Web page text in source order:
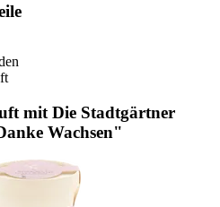
mit Die Stadtgärtner
Wachsen"